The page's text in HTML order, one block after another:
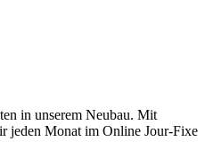
in unserem Neubau. Mit
jeden Monat im Online Jour-Fixe